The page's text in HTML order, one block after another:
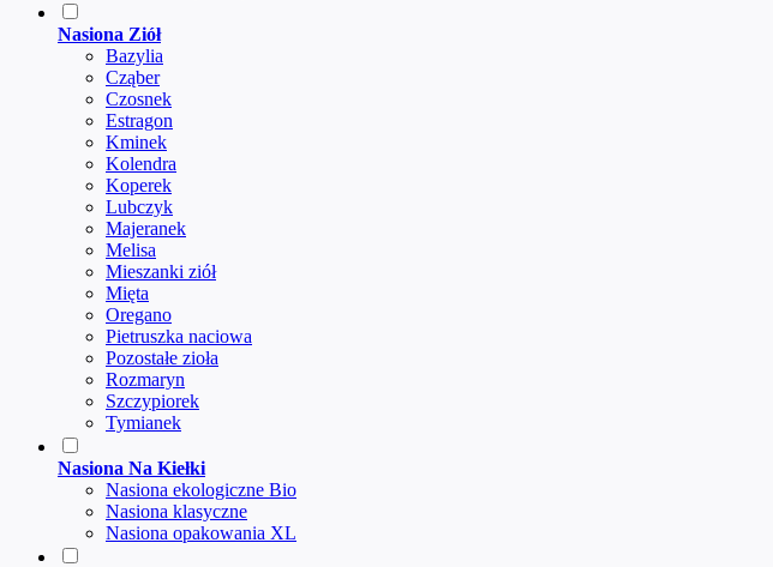
Nasiona Ziół
Bazylia
Cząber
Czosnek
Estragon
Kminek
Kolendra
Koperek
Lubczyk
Majeranek
Melisa
Mieszanki ziół
Mięta
Oregano
Pietruszka naciowa
Pozostałe zioła
Rozmaryn
Szczypiorek
Tymianek
Nasiona Na Kiełki
Nasiona ekologiczne Bio
Nasiona klasyczne
Nasiona opakowania XL